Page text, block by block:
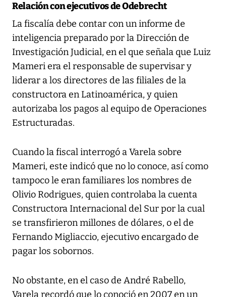
Relación con ejecutivos de Odebrecht
La fiscalía debe contar con un informe de
inteligencia preparado por la Dirección de
Investigación Judicial, en el que señala que Luiz
Mameri era el responsable de supervisar y
liderar a los directores de las filiales de la
constructora en Latinoamérica, y quien
autorizaba los pagos al equipo de Operaciones
Estructuradas.
Cuando la fiscal interrogó a Varela sobre
Mameri, este indicó que no lo conoce, así como
tampoco le eran familiares los nombres de
Olivio Rodrigues, quien controlaba la cuenta
Constructora Internacional del Sur por la cual
se transfirieron millones de dólares, o el de
Fernando Migliaccio, ejecutivo encargado de
pagar los sobornos.
No obstante, en el caso de André Rabello,
Varela recordó que lo conoció en 2007 en un